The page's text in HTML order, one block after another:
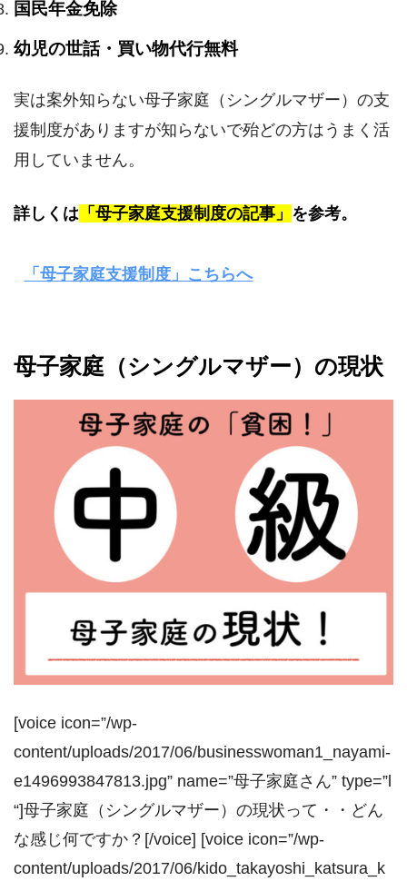
国民年金免除
幼児の世話・買い物代行無料
実は案外知らない母子家庭（シングルマザー）の支
援制度がありますが知らないで殆どの方はうまく活
用していません。
詳しくは 「母子家庭支援制度の記事」 を参考。
「母子家庭支援制度」こちらへ
母子家庭（シングルマザー）の現状
[voice icon=”/wp-
content/uploads/2017/06/businesswoman1_nayami-
e1496993847813.jpg” name=”母子家庭さん” type=”l
“]母子家庭（シングルマザー）の現状って・・どん
な感じ何ですか？[/voice] [voice icon=”/wp-
content/uploads/2017/06/kido_takayoshi_katsura_k